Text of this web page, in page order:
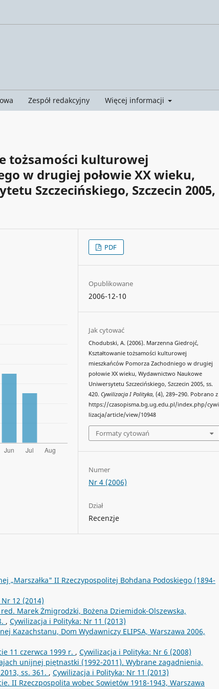
Zespół redakcyjny Więcej informacji
tożsamości kulturowej
w drugiej połowie XX wieku,
Szczecińskiego, Szczecin 2005,
PDF
Opublikowane
2006-12-10
Jak cytować
Chodubski, A. (2006). Marzenna Giedrojć,
Kształtowanie tożsamości kulturowej
mieszkańców Pomorza Zachodniego w drugiej
połowie XX wieku, Wydawnictwo Naukowe
Uniwersytetu Szczecińskiego, Szczecin 2005, ss.
420.Cywilizacja I Polityka, (4), 289–290. Pobrano z
https://czasopisma.bg.ug.edu.pl/index.php/cywi
lizacja/article/view/10948
Formaty cytowań
Numer
Nr 4 (2006)
Dział
Recenzje
„Marszałka" II Rzeczypospolitej Bohdana Podoskiego (1894-
12 (2014)
red. Marek Żmigrodzki, Bożena Dziemidok-Olszewska,
, Cywilizacja i Polityka: Nr 11 (2013)
Kazachstanu, Dom Wydawniczy ELIPSA, Warszawa 2006,
11 czerwca 1999 r. , Cywilizacja i Polityka: Nr 6 (2008)
unijnej piętnastki (1992-2011). Wybrane zagadnienia,
ss. 361. , Cywilizacja i Polityka: Nr 11 (2013)
II Rzeczpospolita wobec Sowietów 1918-1943, Warszawa